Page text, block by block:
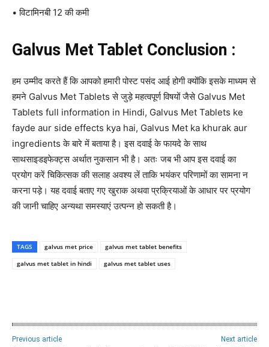
• विटामिनबी 12 की कमी
Galvus Met Tablet Conclusion :
हम उम्मीद करते हैं कि आपको हमारी पोस्ट पसंद आई होगी क्योंकि इसके माध्यम से
हमने Galvus Met Tablets से जुड़े महत्वपूर्ण विषयों जैसे Galvus Met
Tablets full information in Hindi, Galvus Met Tablets ke
fayde aur side effects kya hai, Galvus Met ka khurak aur
ingredients के बारे में बताया है। इस दवाई के फायदे के साथ
साथसाइडइफेक्ट्स अर्थात नुकसान भी है। अतः जब भी आप इस दवाई का
प्रयोग करें चिकित्सक की सलाह अवश्य लें ताकि भयंकर परिणामों का सामना न
करना पड़े। यह दवाई बताए गए खुराक अथवा प्रक्रियाओं के आधार पर प्रयोग
की जानी चाहिए अन्यथा समस्याएं उत्पन्न हो सकती है।
TAGS galvus met price
galvus met tablet benefits
galvus met tablet in hindi
galvus met tablet uses
Previous article
Next article